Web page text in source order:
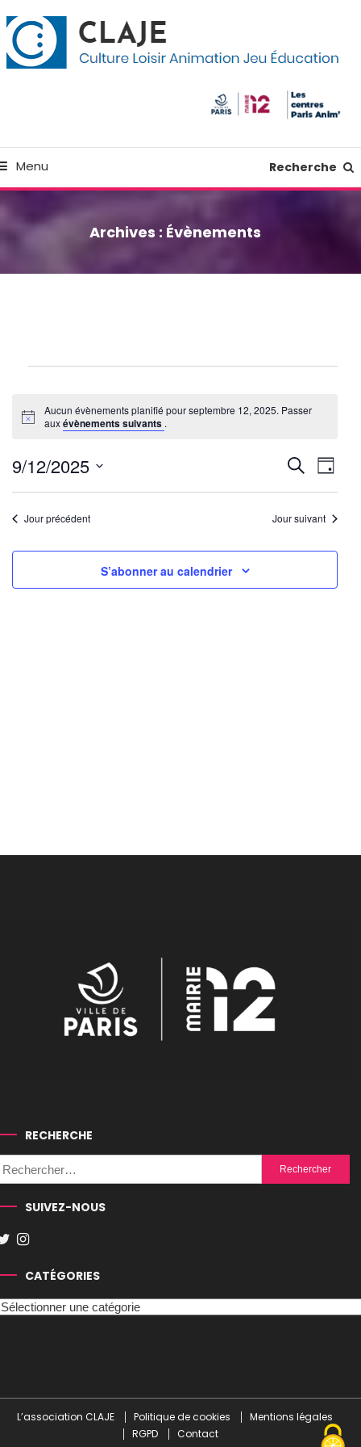
Menu Recherche
Archives : Évènements
septembre
2025
Notice
Aucun évènements planifié pour septembre 12, 2025. Passer
auxévènements suivants .
et
de
vues
Recherche
de
Jour
9/12/2025
Sélectionnez
uneJour précédent Jour suivant
S’abonner au calendrier
RECHERCHE
Rechercher :
SUIVEZ-NOUS
CATÉGORIES
L’association CLAJE Politique de cookies
Mentions légales
RGPD
Contact